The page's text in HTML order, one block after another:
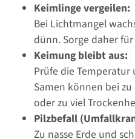
Keimlinge vergeilen:
Bei Lichtmangel
dünn. Sorge daher
Keimung bleibt aus:
Prüfe die
Samen können bei
oder zu viel
Pilzbefall
Zu nasse Erde und